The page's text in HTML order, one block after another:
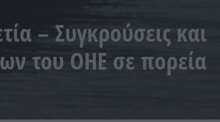
– Συγκρούσεις και
του ΟΗΕ σε πορεία